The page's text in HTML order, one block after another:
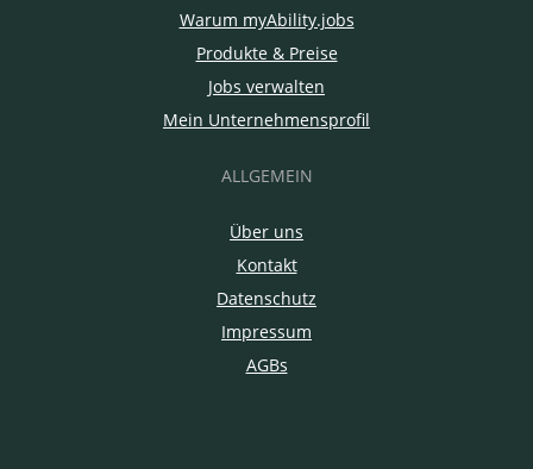
Warum myAbility.jobs
Produkte & Preise
Jobs verwalten
Mein Unternehmensprofil
ALLGEMEIN
Über uns
Kontakt
Datenschutz
Impressum
AGBs